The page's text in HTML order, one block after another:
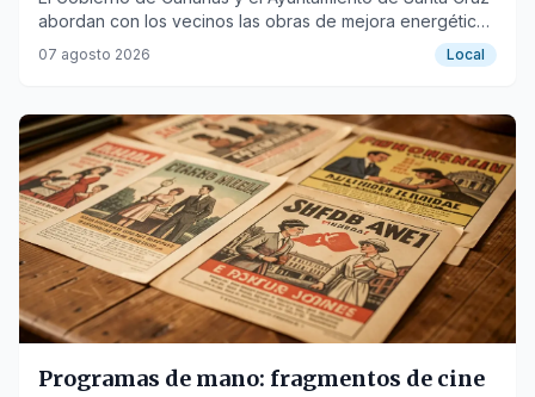
abordan con los vecinos las obras de mejora energética
y accesibilidad en Añaza I-10.
07 agosto 2026 Local
Programas de mano: fragmentos de cine